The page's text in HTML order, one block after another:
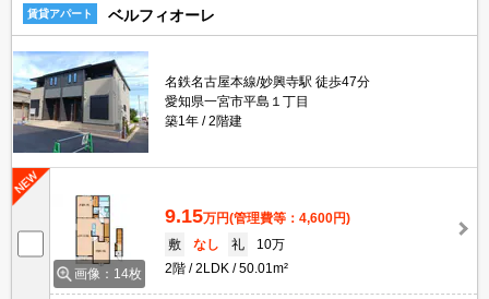
賃貸アパート ベルフィオーレ
名鉄名古屋本線/妙興寺駅 徒歩47分
愛知県一宮市平島１丁目
築1年
2階建
画像：14枚
9.15万円(管理費等：4,600円)
敷
なし 礼
10万
2階
2LDK 50.01m²